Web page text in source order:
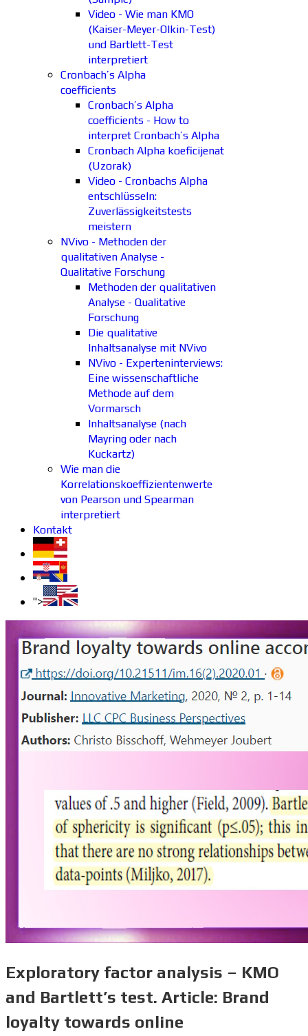
Video - Wie man KMO
(Kaiser-Meyer-Olkin-Test)
und Bartlett-Test
interpretiert
Cronbach’s Alpha
coefficients
Cronbach’s Alpha
coefficients - How to
interpret Cronbach’s Alpha
Cronbach Alpha koeficijenat
(Uzorak)
Video - Cronbachs Alpha
entschlüsseln:
Zuverlässigkeitstests
meistern
NVivo - Methoden der
qualitativen Analyse -
Qualitative Forschung
Methoden der qualitativen
Analyse - Qualitative
Forschung
Die qualitative
Inhaltsanalyse mit NVivo
NVivo - Experteninterviews:
Eine wissenschaftliche
Methode auf dem
Vormarsch
Inhaltsanalyse (nach
Mayring oder nach
Kuckartz)
Wie man die
Korrelationskoeffizientenwerte
von Pearson und Spearman
interpretiert
Kontakt
">
Exploratory factor analysis – KMO
and Bartlett’s test. Article: Brand
loyalty towards online